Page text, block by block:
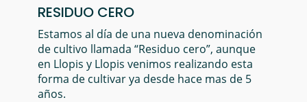
RESIDUO CERO
Estamos al día de una nueva denominación
de cultivo llamada “Residuo cero”, aunque
en Llopis y Llopis venimos realizando esta
forma de cultivar ya desde hace mas de 5
años.